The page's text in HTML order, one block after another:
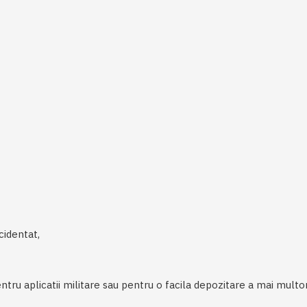
aplicatii militare sau pentru o facila depozitare a mai